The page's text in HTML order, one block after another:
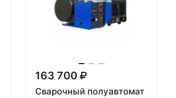
163 700
Сварочный полуавтомат